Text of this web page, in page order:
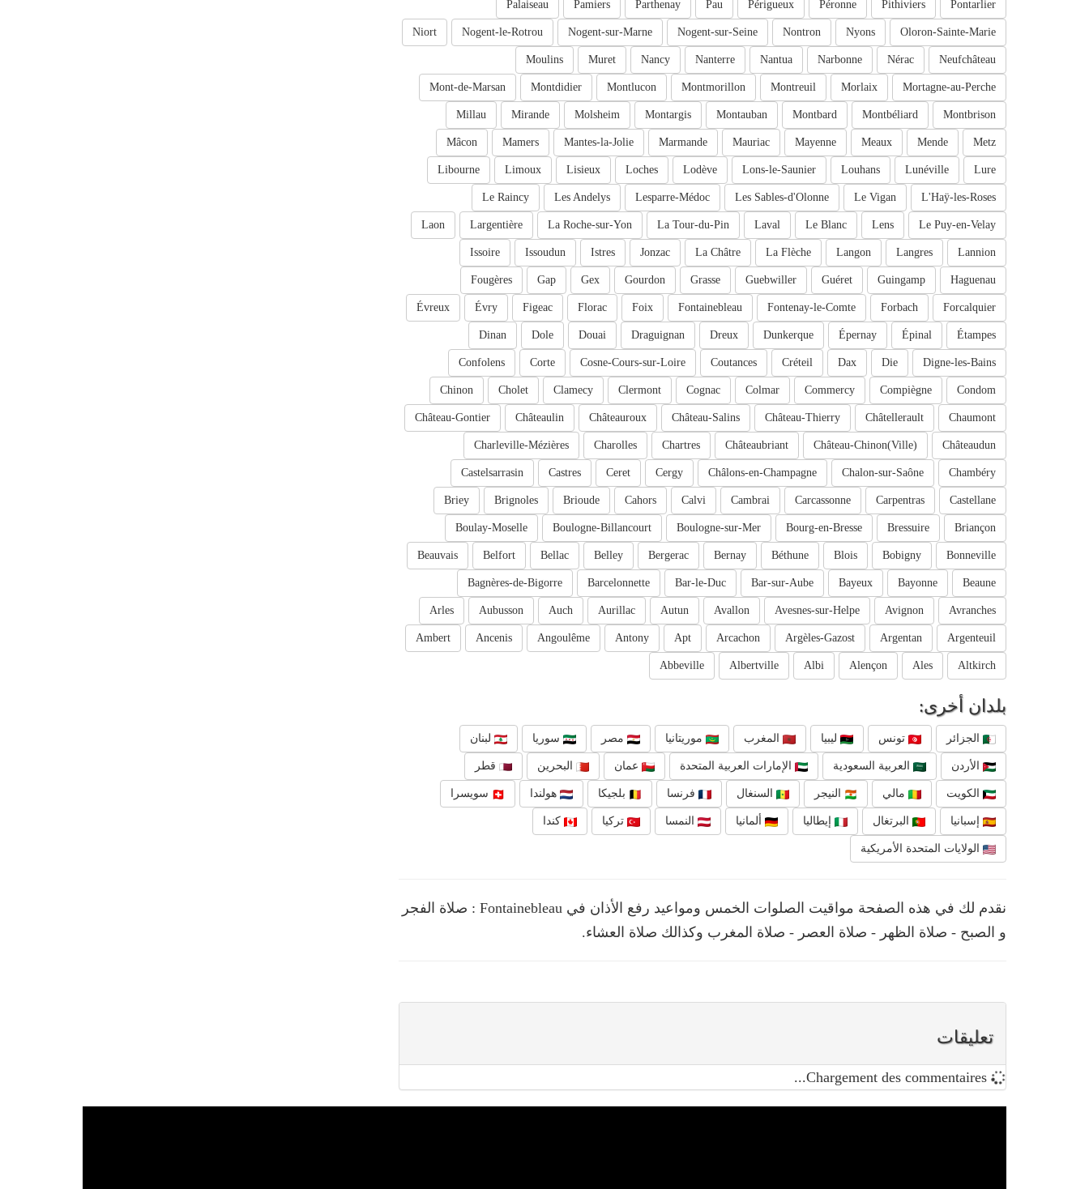
Pontarlier
Pithiviers
Péronne
Périgueux
Pau
Parthenay
Pamiers
Palaiseau
Oloron-Sainte-Marie
Nyons
Nontron
Nogent-sur-Seine
Nogent-sur-Marne
Nogent-le-Rotrou
Niort
Neufchâteau
Nérac
Narbonne
Nantua
Nanterre
Nancy
Muret
Moulins
Mortagne-au-Perche
Morlaix
Montreuil
Montmorillon
Montlucon
Montdidier
Mont-de-Marsan
Montbrison
Montbéliard
Montbard
Montauban
Montargis
Molsheim
Mirande
Millau
Metz
Mende
Meaux
Mayenne
Mauriac
Marmande
Mantes-la-Jolie
Mamers
Mâcon
Lure
Lunéville
Louhans
Lons-le-Saunier
Lodève
Loches
Lisieux
Limoux
Libourne
L'Haÿ-les-Roses
Le Vigan
Les Sables-d'Olonne
Lesparre-Médoc
Les Andelys
Le Raincy
Le Puy-en-Velay
Lens
Le Blanc
Laval
La Tour-du-Pin
La Roche-sur-Yon
Largentière
Laon
Lannion
Langres
Langon
La Flèche
La Châtre
Jonzac
Istres
Issoudun
Issoire
Haguenau
Guingamp
Guéret
Guebwiller
Grasse
Gourdon
Gex
Gap
Fougères
Forcalquier
Forbach
Fontenay-le-Comte
Fontainebleau
Foix
Florac
Figeac
Évry
Évreux
Étampes
Épinal
Épernay
Dunkerque
Dreux
Draguignan
Douai
Dole
Dinan
Digne-les-Bains
Die
Dax
Créteil
Coutances
Cosne-Cours-sur-Loire
Corte
Confolens
Condom
Compiègne
Commercy
Colmar
Cognac
Clermont
Clamecy
Cholet
Chinon
Chaumont
Châtellerault
Château-Thierry
Château-Salins
Châteauroux
Châteaulin
Château-Gontier
Châteaudun
Château-Chinon(Ville)
Châteaubriant
Chartres
Charolles
Charleville-Mézières
Chambéry
Chalon-sur-Saône
Châlons-en-Champagne
Cergy
Ceret
Castres
Castelsarrasin
Castellane
Carpentras
Carcassonne
Cambrai
Calvi
Cahors
Brioude
Brignoles
Briey
Briançon
Bressuire
Bourg-en-Bresse
Boulogne-sur-Mer
Boulogne-Billancourt
Boulay-Moselle
Bonneville
Bobigny
Blois
Béthune
Bernay
Bergerac
Belley
Bellac
Belfort
Beauvais
Beaune
Bayonne
Bayeux
Bar-sur-Aube
Bar-le-Duc
Barcelonnette
Bagnères-de-Bigorre
Avranches
Avignon
Avesnes-sur-Helpe
Avallon
Autun
Aurillac
Auch
Aubusson
Arles
Argenteuil
Argentan
Argèles-Gazost
Arcachon
Apt
Antony
Angoulême
Ancenis
Ambert
Altkirch
Ales
Alençon
Albi
Albertville
Abbeville
بلدان أخرى:
الجزائر تونس ليبيا المغرب موريتانيا مصر سوريا لبنان
الأردن العربية السعودية الإمارات العربية المتحدة عمان البحرين قطر
الكويت مالي النيجر السنغال فرنسا بلجيكا هولندا سويسرا
إسبانيا البرتغال إيطاليا ألمانيا النمسا تركيا كندا
الولايات المتحدة الأمريكية
نقدم لك في هذه الصفحة مواقيت الصلوات الخمس ومواعيد رفع الأذان في Fontainebleau : صلاة الفجر
و الصبح - صلاة الظهر - صلاة العصر - صلاة المغرب وكذالك صلاة العشاء.
تعليقات